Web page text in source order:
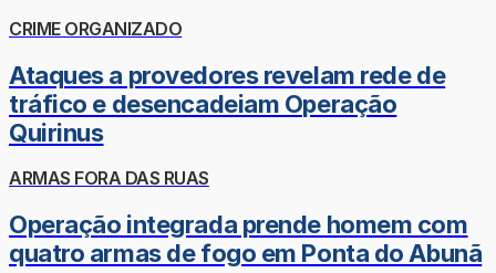
CRIME ORGANIZADO
Ataques a provedores revelam rede de
tráfico e desencadeiam Operação
Quirinus
ARMAS FORA DAS RUAS
Operação integrada prende homem com
quatro armas de fogo em Ponta do Abunã